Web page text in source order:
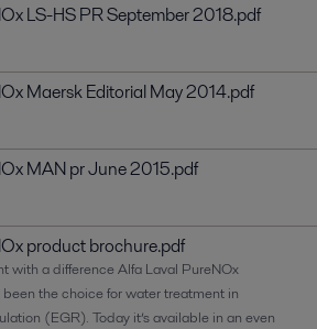
LS-HS PR September 2018.pdf
Maersk Editorial May 2014.pdf
MAN pr June 2015.pdf
product brochure.pdf
with a difference Alfa Laval PureNOx
the choice for water treatment in
(EGR). Today it’s available in an even